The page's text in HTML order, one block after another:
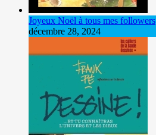
Joyeux Noël à tous mes followers
décembre 28, 2024